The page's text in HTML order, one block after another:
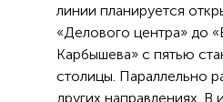
линии планируется
«Делового центра» до
Карбышева» с пятью
столицы. Параллельно
других направлениях. В